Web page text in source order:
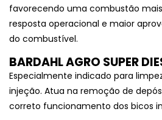
favorecendo uma combustão
resposta operacional e maior
do combustível.
BARDAHL AGRO SUPER
Especialmente indicado para
injeção. Atua na remoção de
correto funcionamento dos bicos